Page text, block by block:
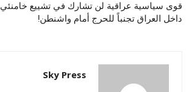
قوى سياسية عراقية لن تشارك في تشييع خامنئي
داخل العراق تجنباً للحرج أمام واشنطن!
Sky Press